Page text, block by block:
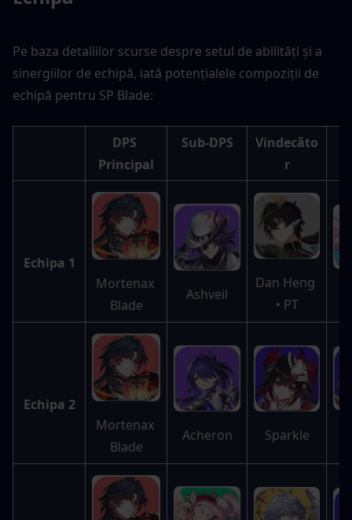
Pe baza detaliilor scurse despre setul de abilități și a
sinergiilor de echipă, iată potențialele compoziții de
echipă pentru SP Blade:
DPS
Principal
Sub-DPS
Vindecăto
r
Echipa 1
Mortenax
Blade
Ashveil
Dan Heng
• PT
Echipa 2
Mortenax
Blade
Acheron Sparkle